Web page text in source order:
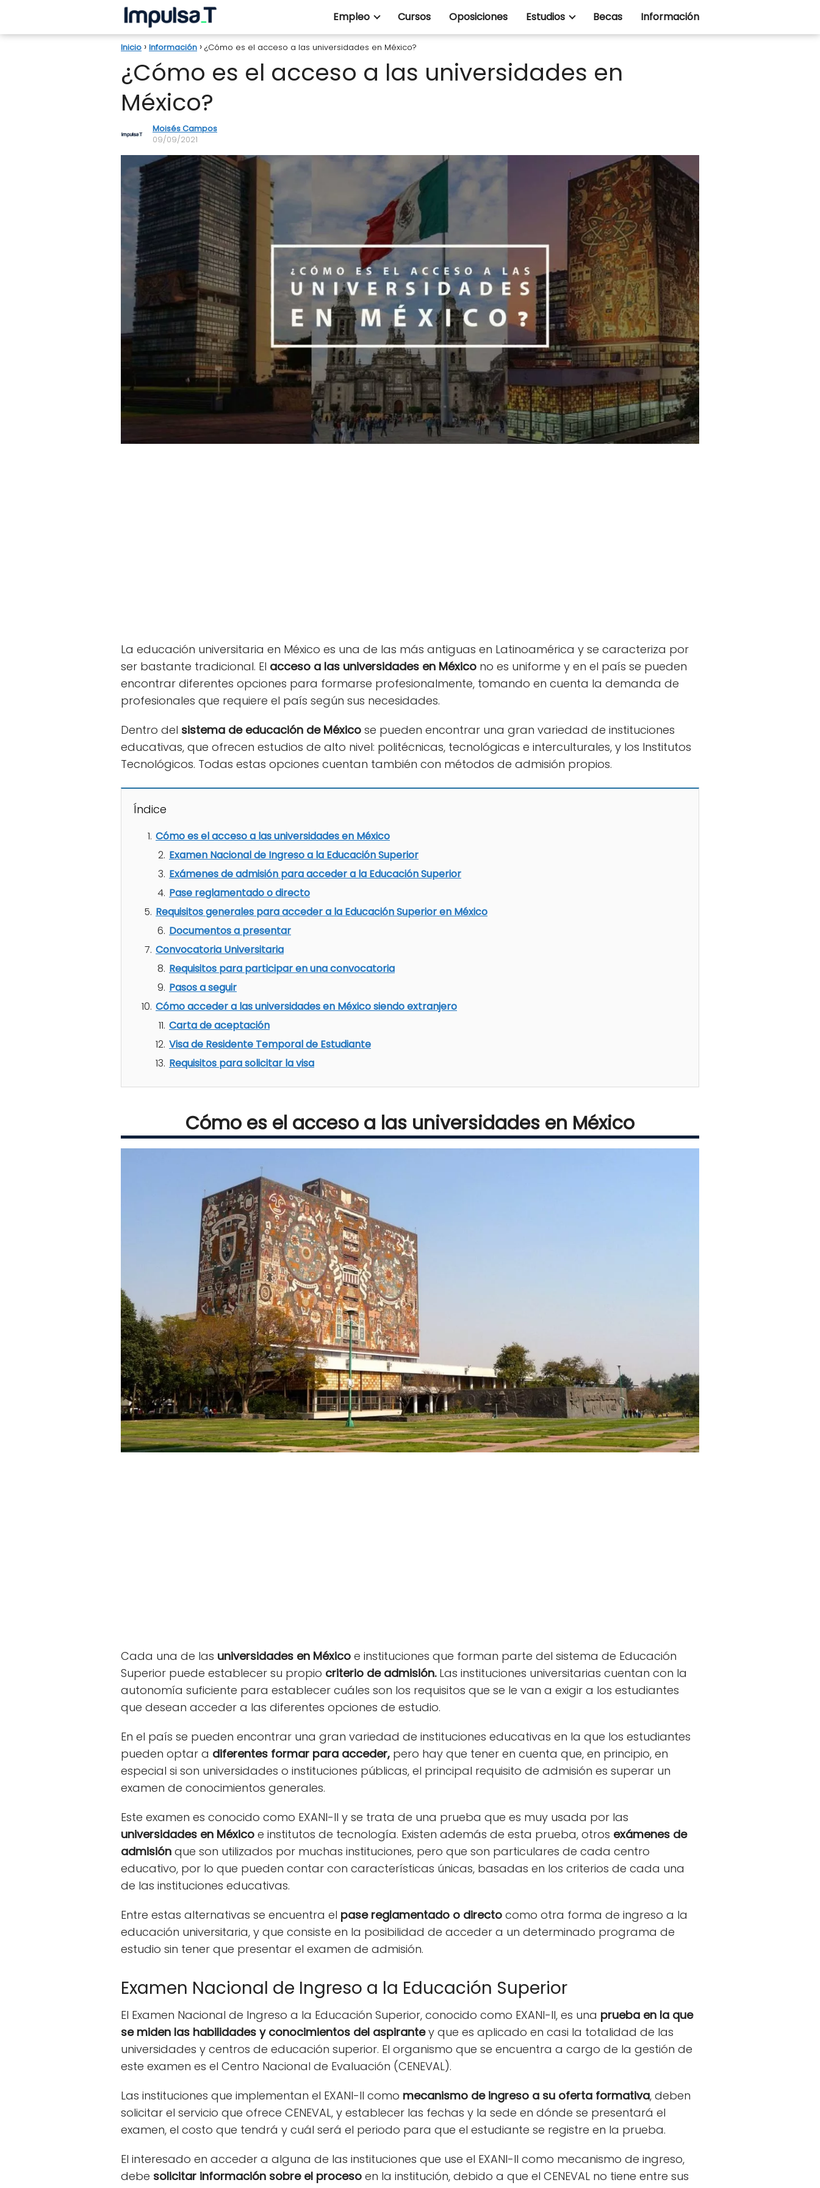
Empleo Cursos Oposiciones Estudios Becas Información
Inicio Información ¿Cómo es el acceso a las universidades en México?
¿Cómo es el acceso a las universidades en
México?
Moisés Campos
09/09/2021
La educación universitaria en México es una de las más antiguas en Latinoamérica y se caracteriza por
ser bastante tradicional. El acceso a las universidades en México no es uniforme y en el país se pueden
encontrar diferentes opciones para formarse profesionalmente, tomando en cuenta la demanda de
profesionales que requiere el país según sus necesidades.
Dentro del sistema de educación de México se pueden encontrar una gran variedad de instituciones
educativas, que ofrecen estudios de alto nivel: politécnicas, tecnológicas e interculturales, y los Institutos
Tecnológicos. Todas estas opciones cuentan también con métodos de admisión propios.
Índice
Cómo es el acceso a las universidades en México
Examen Nacional de Ingreso a la Educación Superior
Exámenes de admisión para acceder a la Educación Superior
Pase reglamentado o directo
Requisitos generales para acceder a la Educación Superior en México
Documentos a presentar
Convocatoria Universitaria
Requisitos para participar en una convocatoria
Pasos a seguir
Cómo acceder a las universidades en México siendo extranjero
Carta de aceptación
Visa de Residente Temporal de Estudiante
Requisitos para solicitar la visa
Cómo es el acceso a las universidades en México
Cada una de las universidades en México e instituciones que forman parte del sistema de Educación
Superior puede establecer su propio criterio de admisión.Las instituciones universitarias cuentan con la
autonomía suficiente para establecer cuáles son los requisitos que se le van a exigir a los estudiantes
que desean acceder a las diferentes opciones de estudio.
En el país se pueden encontrar una gran variedad de instituciones educativas en la que los estudiantes
pueden optar a diferentes formar para acceder, pero hay que tener en cuenta que, en principio, en
especial si son universidades o instituciones públicas, el principal requisito de admisión es superar un
examen de conocimientos generales.
Este examen es conocido como EXANI-II y se trata de una prueba que es muy usada por las
universidades en México e institutos de tecnología. Existen además de esta prueba, otros exámenes de
admisión que son utilizados por muchas instituciones, pero que son particulares de cada centro
educativo, por lo que pueden contar con características únicas, basadas en los criterios de cada una
de las instituciones educativas.
Entre estas alternativas se encuentra el pase reglamentado o directo como otra forma de ingreso a la
educación universitaria, y que consiste en la posibilidad de acceder a un determinado programa de
estudio sin tener que presentar el examen de admisión.
Examen Nacional de Ingreso a la Educación Superior
El Examen Nacional de Ingreso a la Educación Superior, conocido como EXANI-II, es una prueba en la que
se miden las habilidades y conocimientos del aspirantey que es aplicado en casi la totalidad de las
universidades y centros de educación superior. El organismo que se encuentra a cargo de la gestión de
este examen es el Centro Nacional de Evaluación (CENEVAL).
Las instituciones que implementan el EXANI-II como mecanismo de ingreso a su oferta formativa, deben
solicitar el servicio que ofrece CENEVAL, y establecer las fechas y la sede en dónde se presentará el
examen, el costo que tendrá y cuál será el periodo para que el estudiante se registre en la prueba.
El interesado en acceder a alguna de las instituciones que use el EXANI-II como mecanismo de ingreso,
debe solicitar información sobre el proceso en la institución, debido a que el CENEVAL no tiene entre sus